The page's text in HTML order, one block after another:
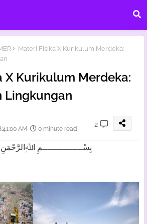
Materi Fisika X Kurikulum Merdeka:
X Kurikulum Merdeka:
Lingkungan
AM
0 minute read
2
بِسْــــــــــــــــمِ